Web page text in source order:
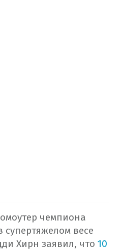
чемпиона
супертяжелом весе
Хирн заявил, что 10